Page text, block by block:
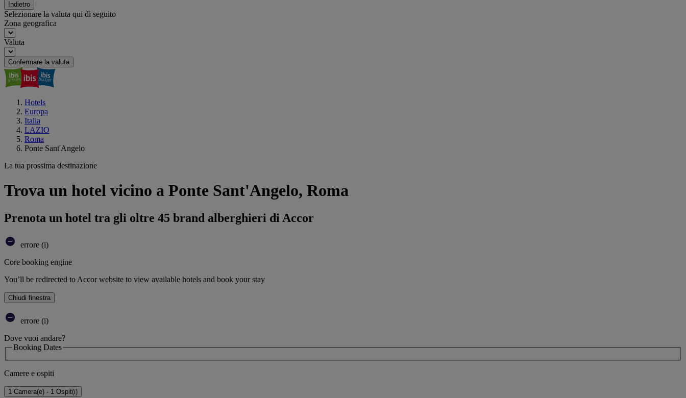
Indietro
Selezionare la valuta qui di seguito
Zona geografica
Valuta
Confermare la valuta
Hotels
Europa
Italia
LAZIO
Roma
Ponte Sant'Angelo
La tua prossima destinazione
Trova un hotel vicino a Ponte Sant'Angelo, Roma
Prenota un hotel tra gli oltre 45 brand alberghieri di Accor
errore (i)
Core booking engine
You’ll be redirected to Accor website to view available hotels and book your stay
Chiudi finestra
errore (i)
Dove vuoi andare?
Booking Dates
Camere e ospiti
1 Camera(e) - 1 Ospit(i)